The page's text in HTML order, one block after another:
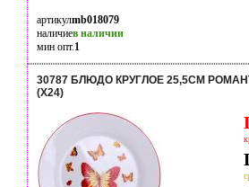
артикулmb018079
наличиев наличии
мин опт.1
30787 БЛЮДО КРУГЛОЕ 25,5СМ
(Х24)